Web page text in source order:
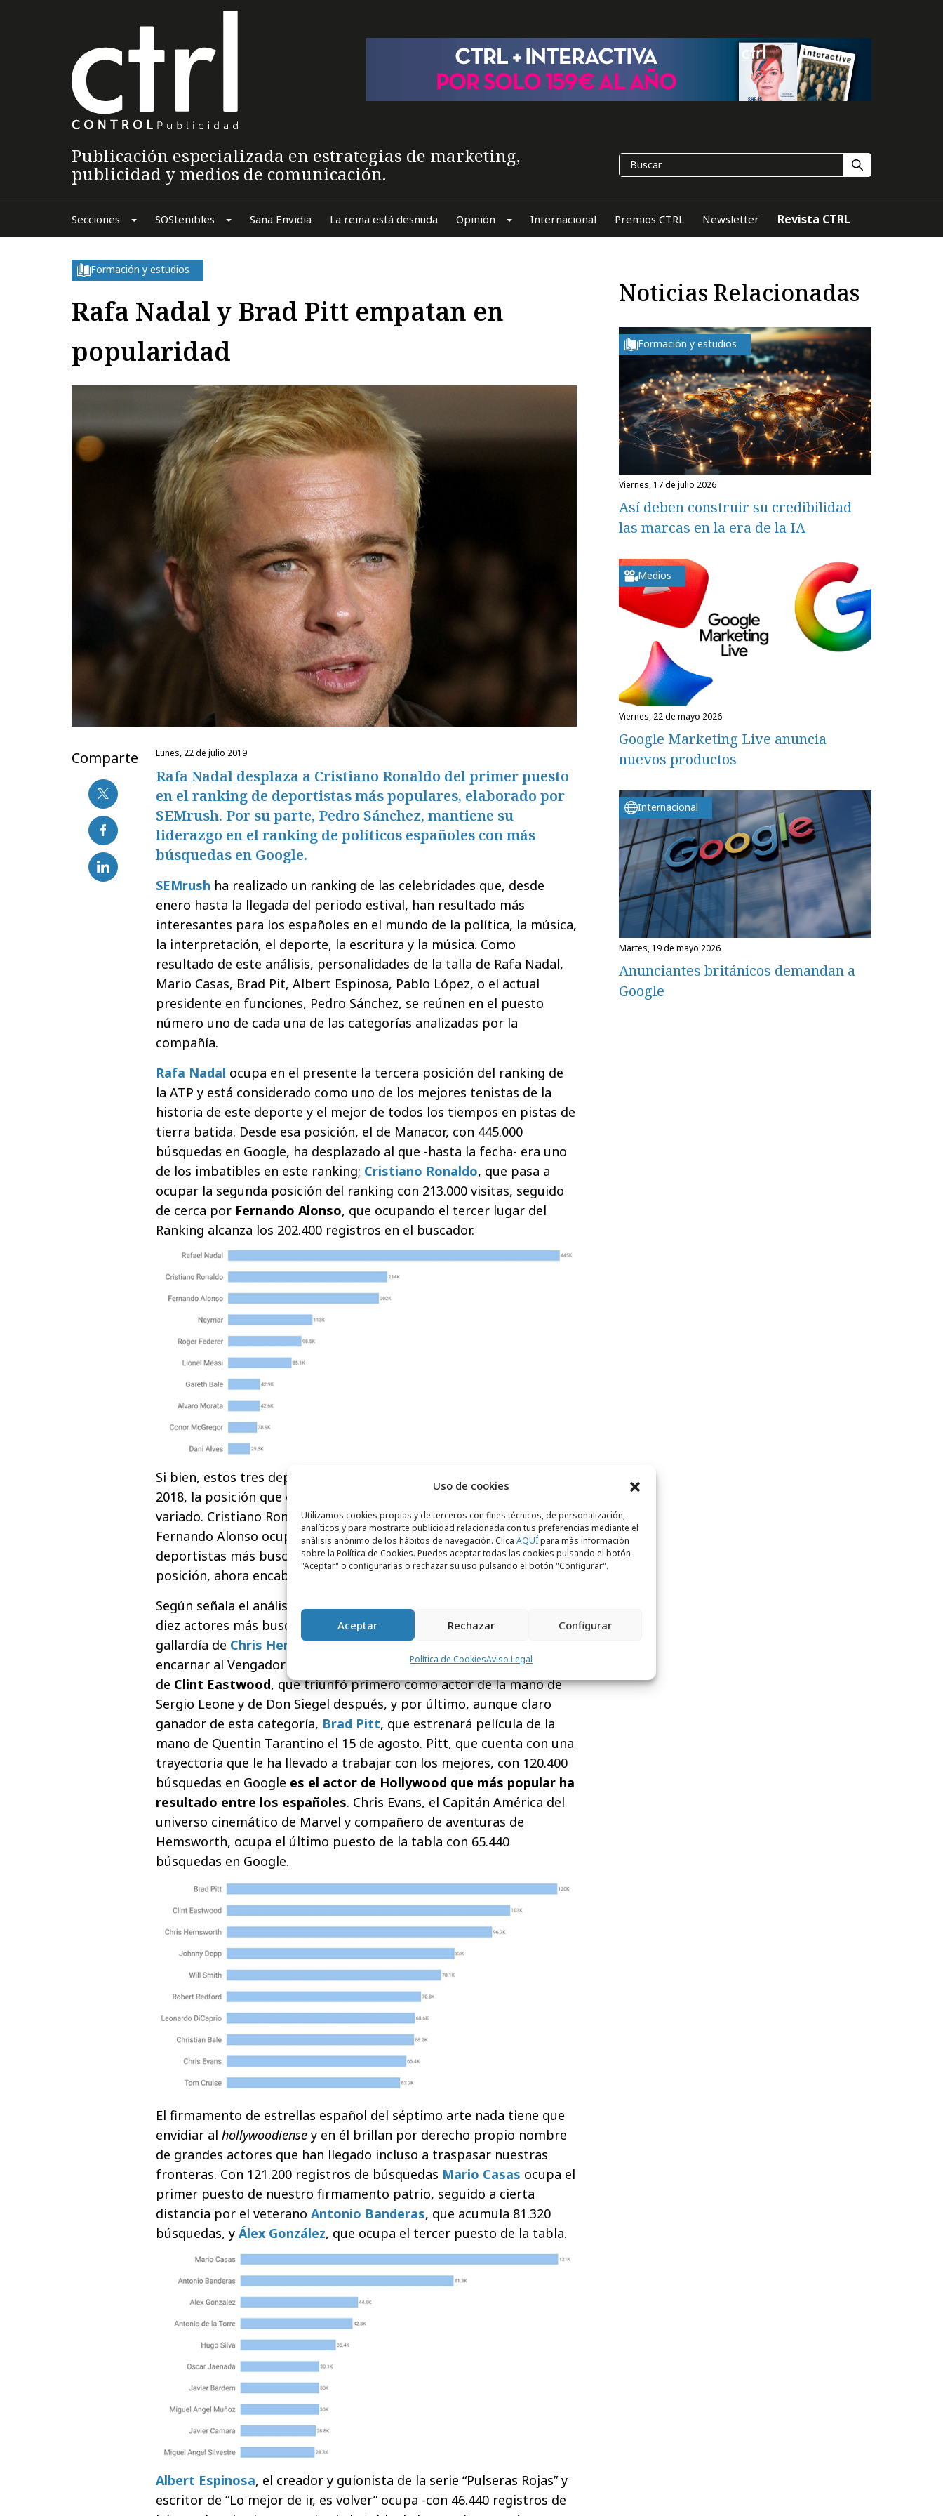
Uso de cookies
Utilizamos cookies propias y de terceros con fines técnicos, de personalización,
analíticos y para mostrarte publicidad relacionada con tus preferencias mediante el
análisis anónimo de los hábitos de navegación. Clica AQUÍpara más información
sobre la Política de Cookies. Puedes aceptar todas las cookies pulsando el botón
"Aceptar" o configurarlas o rechazar su uso pulsando el botón "Configurar".
Aceptar Rechazar Configurar
Política de CookiesAviso Legal
Publicación especializada en estrategias de marketing,
publicidad y medios de comunicación.
Secciones SOStenibles Sana Envidia La reina está desnuda Opinión Internacional Premios CTRL Newsletter Revista CTRL
Formación y estudios
Rafa Nadal y Brad Pitt empatan en
popularidad
Comparte lunes, 22 de julio 2019
Rafa Nadal desplaza a Cristiano Ronaldo del primer puesto
en el ranking de deportistas más populares, elaborado por
SEMrush. Por su parte, Pedro Sánchez, mantiene su
liderazgo en el ranking de políticos españoles con más
búsquedas en Google.
SEMrush ha realizado un ranking de las celebridades que, desde
enero hasta la llegada del periodo estival, han resultado más
interesantes para los españoles en el mundo de la política, la música,
la interpretación, el deporte, la escritura y la música. Como
resultado de este análisis, personalidades de la talla de Rafa Nadal,
Mario Casas, Brad Pit, Albert Espinosa, Pablo López, o el actual
presidente en funciones, Pedro Sánchez, se reúnen en el puesto
número uno de cada una de las categorías analizadas por la
compañía.
Rafa Nadal ocupa en el presente la tercera posición del ranking de
la ATP y está considerado como uno de los mejores tenistas de la
historia de este deporte y el mejor de todos los tiempos en pistas de
tierra batida. Desde esa posición, el de Manacor, con 445.000
búsquedas en Google, ha desplazado al que -hasta la fecha- era uno
de los imbatibles en este ranking; Cristiano Ronaldo, que pasa a
ocupar la segunda posición del ranking con 213.000 visitas, seguido
de cerca por Fernando Alonso, que ocupando el tercer lugar del
Ranking alcanza los 202.400 registros en el buscador.
Si bien, estos tres deportistas fueron también los más buscados de
2018, la posición que ocupan en el presente en este ranking ha
variado. Cristiano Ronaldo, acabó 2018 siendo el número uno y
Fernando Alonso ocupaba el segundo lugar de la tabla entre los
deportistas más buscados, Rafa Nadal que acabó 2018 en la tercera
posición, ahora encabeza la lista.
Según señala el análisis elaborado por SEMrush, el ranking de los
diez actores más buscados en Google está conformado por la
gallardía de Chris Hemsworth, popular en el mundo entero por
encarnar al Vengador Thor en el UCM, la experiencia y el hieratismo
de Clint Eastwood, que triunfó primero como actor de la mano de
Sergio Leone y de Don Siegel después, y por último, aunque claro
ganador de esta categoría, Brad Pitt, que estrenará película de la
mano de Quentin Tarantino el 15 de agosto. Pitt, que cuenta con una
trayectoria que le ha llevado a trabajar con los mejores, con 120.400
búsquedas en Google es el actor de Hollywood que más popular ha
resultado entre los españoles. Chris Evans, el Capitán América del
universo cinemático de Marvel y compañero de aventuras de
Hemsworth, ocupa el último puesto de la tabla con 65.440
búsquedas en Google.
El firmamento de estrellas español del séptimo arte nada tiene que
envidiar al hollywoodiense y en él brillan por derecho propio nombre
de grandes actores que han llegado incluso a traspasar nuestras
fronteras. Con 121.200 registros de búsquedas Mario Casas ocupa el
primer puesto de nuestro firmamento patrio, seguido a cierta
distancia por el veterano Antonio Banderas, que acumula 81.320
búsquedas, y Álex González, que ocupa el tercer puesto de la tabla.
Albert Espinosa, el creador y guionista de la serie “Pulseras Rojas” y
escritor de “Lo mejor de ir, es volver” ocupa -con 46.440 registros de
Noticias Relacionadas
Formación y estudios
viernes, 17 de julio 2026
Así deben construir su credibilidad
las marcas en la era de la IA
Medios
viernes, 22 de mayo 2026
Google Marketing Live anuncia
nuevos productos
Internacional
martes, 19 de mayo 2026
Anunciantes británicos demandan a
Google